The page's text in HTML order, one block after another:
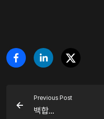
Previous Post
백합...